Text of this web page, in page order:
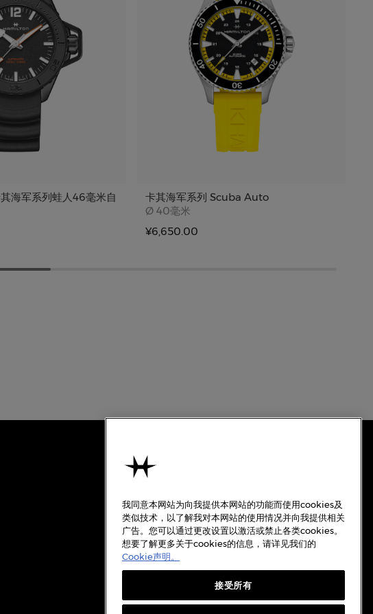
海军系列蛙人46毫米自
卡其海军系列 Scuba Auto
Ø Case size
40毫米
¥6,650.00
使用条款
使用条款
隐私政策
Cookie政策
质保
我同意本网站为向我提供本网站的功能而使用cookies及
类似技术，以了解我对本网站的使用情况并向我提供相关
广告。您可以通过更改设置以激活或禁止各类cookies。
想要了解更多关于cookies的信息，请详见我们的
Cookie声明。
接受所有